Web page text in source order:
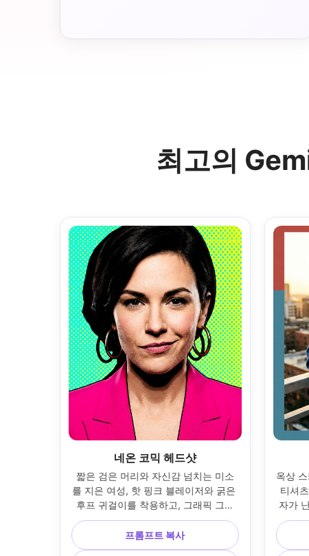
최고의
네온 코믹 헤드샷
짧은 검은 머리와 자신감 넘치는 미소
를 지은 여성, 핫 핑크 블레이저와 굵은
후프 귀걸이를 착용하고, 그래픽 그림
자 모양이 있는 시안색과 노란색 하프
톤 도트 배경 앞에 있습니다. 선명한 가
장자리 하이라이트가 있는 스튜디오 스
프롬프트 복사
옥상
티셔
자가
림 라
아워
클로